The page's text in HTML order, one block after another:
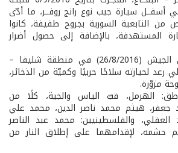
سيارة جيب نوع رانج روفــر، ما أدّى
من التابعية السورية بجروح طفيفة، كانوا
المستهدفة، بالإضافة إلى حصول أضرار
إلى ذلك، أوقفت قوى الجيش (26/8/2016) في منطقة شليفا –
رعد لحيازته سلاحًا حربيًا وكميّة من الذخائر،
مزوّرة.
الهرمل، قبّ الياس والجية، كلًا من
جعفر، هيثم محمد ناصر الدين، محمد علي
والفلسطينيين: محمد عبد الناصر
حشمه، لإقدامهما على إطلاق النار من